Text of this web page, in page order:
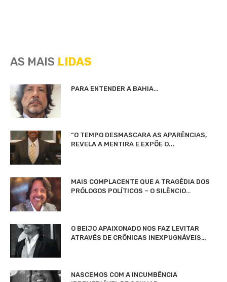
AS MAIS LIDAS
PARA ENTENDER A BAHIA…
“O TEMPO DESMASCARA AS APARÊNCIAS,
REVELA A MENTIRA E EXPÕE O...
MAIS COMPLACENTE QUE A TRAGÉDIA DOS
PRÓLOGOS POLÍTICOS – O SILÊNCIO…
O BEIJO APAIXONADO NOS FAZ LEVITAR
ATRAVÉS DE CRÔNICAS INEXPUGNÁVEIS…
NASCEMOS COM A INCUMBÊNCIA